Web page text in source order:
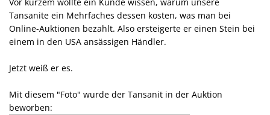
Tansanite ein Mehrfaches dessen kosten, was man bei
Online-Auktionen bezahlt. Also ersteigerte er einen Stein bei
einem in den USA ansässigen Händler.
Jetzt weiß er es.
Mit diesem "Foto" wurde der Tansanit in der Auktion
beworben: